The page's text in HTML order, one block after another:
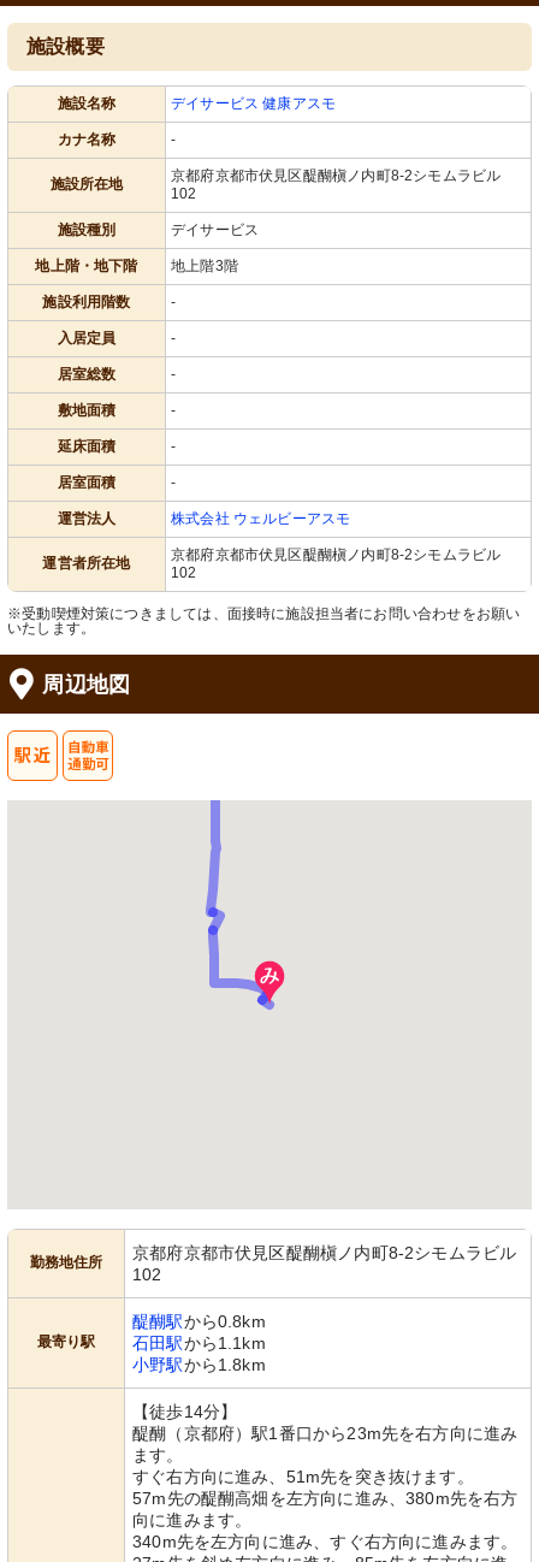
施設概要
施設名称 デイサービス 健康アスモ
カナ名称 -
施設所在地
京都府京都市伏見区醍醐槇ノ内町8-2シモムラビル
102
施設種別 デイサービス
地上階・地下階 地上階3階
施設利用階数 -
入居定員 -
居室総数 -
敷地面積 -
延床面積 -
居室面積 -
運営法人 株式会社 ウェルビーアスモ
運営者所在地
京都府京都市伏見区醍醐槇ノ内町8-2シモムラビル
102
※受動喫煙対策につきましては、面接時に施設担当者にお問い合わせをお願い
いたします。
周辺地図
勤務地住所
京都府京都市伏見区醍醐槇ノ内町8-2シモムラビル
102
最寄り駅
醍醐駅から0.8km
石田駅から1.1km
小野駅から1.8km
【徒歩14分】
醍醐（京都府）駅1番口から23m先を右方向に進み
ます。
すぐ右方向に進み、51m先を突き抜けます。
57m先の醍醐高畑を左方向に進み、380m先を右方
向に進みます。
340m先を左方向に進み、すぐ右方向に進みます。